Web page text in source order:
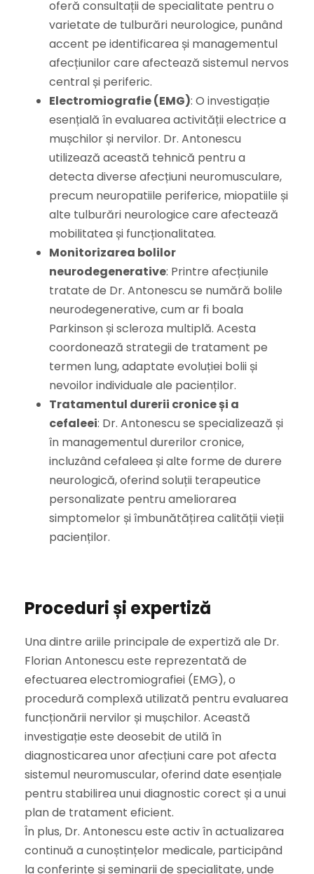
oferă consultații de specialitate pentru o
varietate de tulburări neurologice, punând
accent pe identificarea și managementul
afecțiunilor care afectează sistemul nervos
central și periferic.
Electromiografie (EMG): O investigație
esențială în evaluarea activității electrice a
mușchilor și nervilor. Dr. Antonescu
utilizează această tehnică pentru a
detecta diverse afecțiuni neuromusculare,
precum neuropatiile periferice, miopatiile și
alte tulburări neurologice care afectează
mobilitatea și funcționalitatea.
Monitorizarea bolilor
neurodegenerative: Printre afecțiunile
tratate de Dr. Antonescu se numără bolile
neurodegenerative, cum ar fi boala
Parkinson și scleroza multiplă. Acesta
coordonează strategii de tratament pe
termen lung, adaptate evoluției bolii și
nevoilor individuale ale pacienților.
Tratamentul durerii cronice și a
cefaleei: Dr. Antonescu se specializează și
în managementul durerilor cronice,
incluzând cefaleea și alte forme de durere
neurologică, oferind soluții terapeutice
personalizate pentru ameliorarea
simptomelor și îmbunătățirea calității vieții
pacienților.
Proceduri și expertiză
Una dintre ariile principale de expertiză ale Dr.
Florian Antonescu este reprezentată de
efectuarea electromiografiei (EMG), o
procedură complexă utilizată pentru evaluarea
funcționării nervilor și mușchilor. Această
investigație este deosebit de utilă în
diagnosticarea unor afecțiuni care pot afecta
sistemul neuromuscular, oferind date esențiale
pentru stabilirea unui diagnostic corect și a unui
plan de tratament eficient.
În plus, Dr. Antonescu este activ în actualizarea
continuă a cunoștințelor medicale, participând
la conferințe și seminarii de specialitate, unde